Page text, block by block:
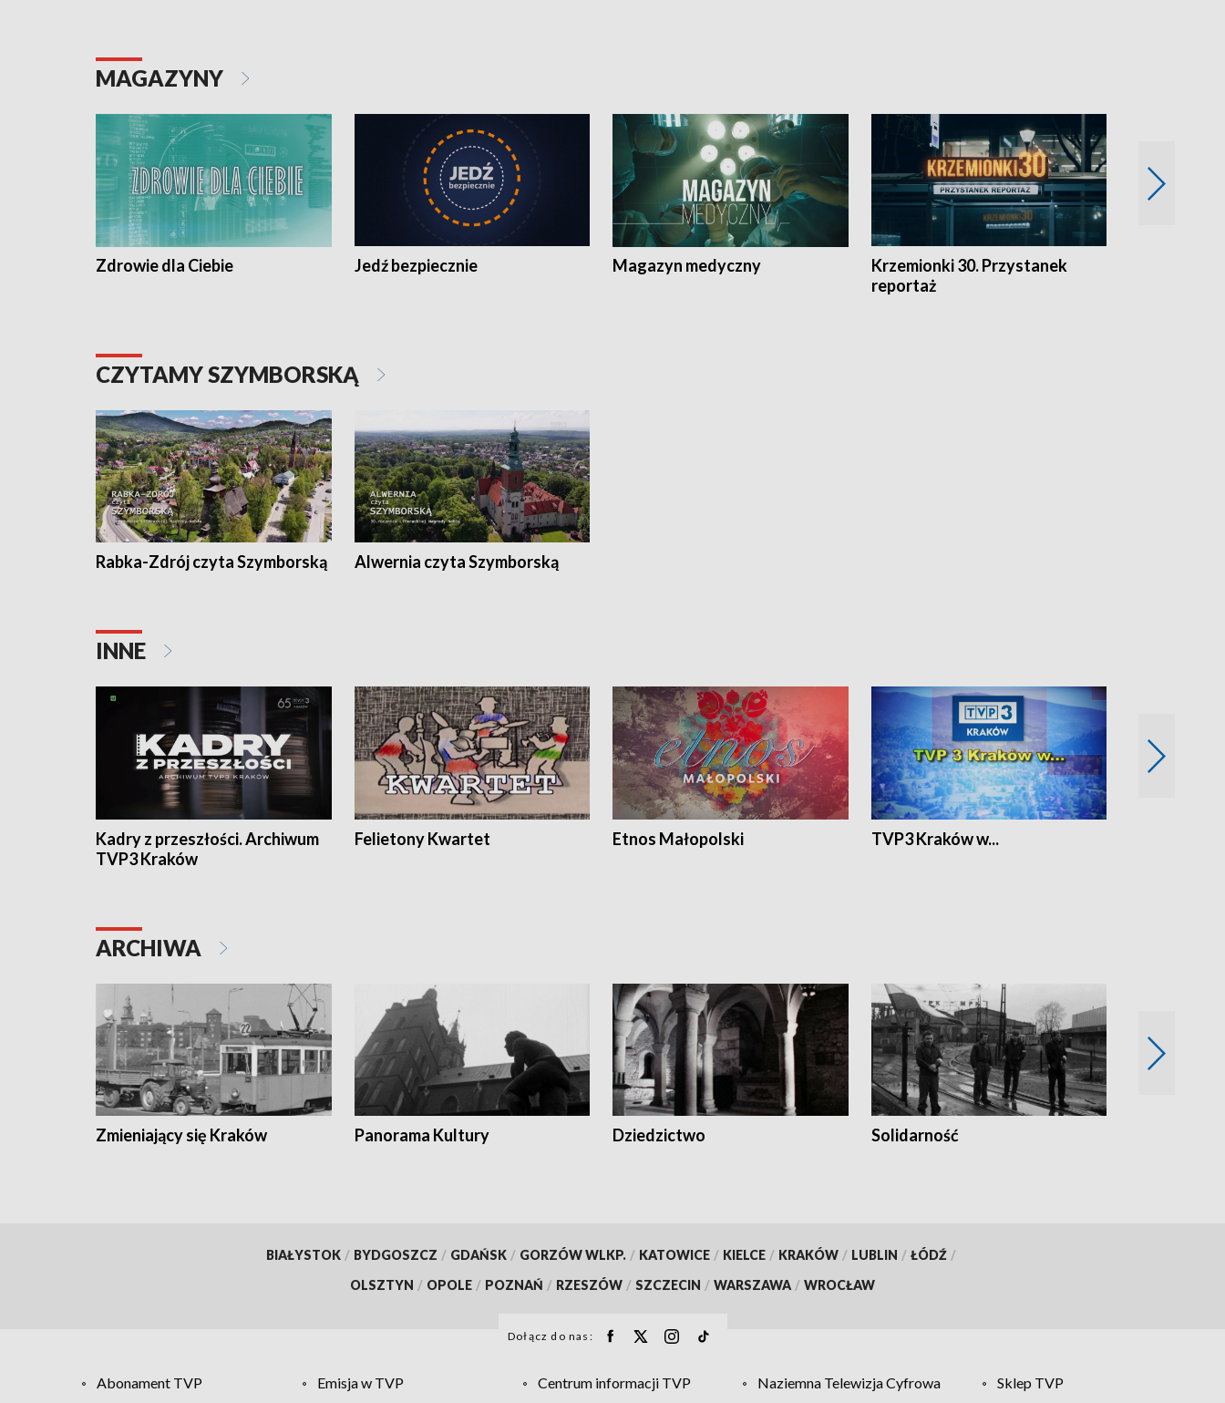
MAGAZYNY
Zdrowie dla Ciebie Jedź bezpiecznie Magazyn medyczny
Krzemionki 30. Przystanek
reportaż
CZYTAMY SZYMBORSKĄ
Rabka-Zdrój czyta Szymborską Alwernia czyta Szymborską
INNE
Kadry z przeszłości. Archiwum
TVP3 Kraków
Felietony Kwartet Etnos Małopolski TVP3 Kraków w...
ARCHIWA
Zmieniający się Kraków Panorama Kultury Dziedzictwo Solidarność
BIAŁYSTOK / BYDGOSZCZ / GDAŃSK / GORZÓW WLKP. / KATOWICE / KIELCE / KRAKÓW / LUBLIN / ŁÓDŹ /
OLSZTYN / OPOLE / POZNAŃ / RZESZÓW / SZCZECIN / WARSZAWA / WROCŁAW
Dołącz do nas:
Abonament TVP Emisja w TVP Centrum informacji TVP Naziemna Telewizja Cyfrowa
Sklep TVP